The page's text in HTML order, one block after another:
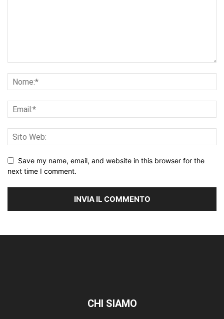
Save my name, email, and website in this browser for the
next time I comment.
CHI SIAMO